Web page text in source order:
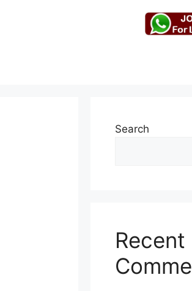
Search
Recent